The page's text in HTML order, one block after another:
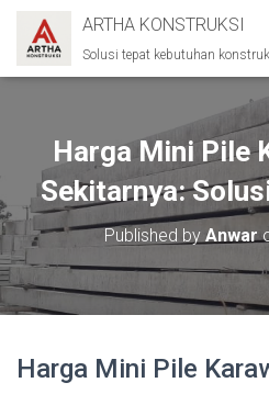
ARTHA KONSTRUKSI
Solusi tepat kebutuhan
Harga Mini Pile
Sekitarnya:
Published by Anwar
Harga Mini Pile